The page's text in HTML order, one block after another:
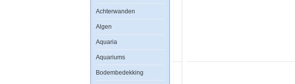
Achterwanden
Algen
Aquaria
Aquariums
Bodembedekking